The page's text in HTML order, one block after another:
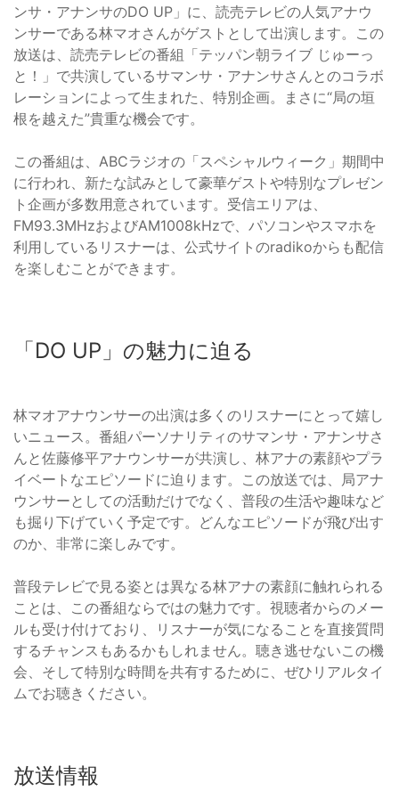
ンサ・アナンサのDO UP」に、読売テレビの人気アナウ
ンサーである林マオさんがゲストとして出演します。この
放送は、読売テレビの番組「テッパン朝ライブ じゅーっ
と！」で共演しているサマンサ・アナンサさんとのコラボ
レーションによって生まれた、特別企画。まさに“局の垣
根を越えた”貴重な機会です。
この番組は、ABCラジオの「スペシャルウィーク」期間中
に行われ、新たな試みとして豪華ゲストや特別なプレゼン
ト企画が多数用意されています。受信エリアは、
FM93.3MHzおよびAM1008kHzで、パソコンやスマホを
利用しているリスナーは、公式サイトのradikoからも配信
を楽しむことができます。
「DO UP」の魅力に迫る
林マオアナウンサーの出演は多くのリスナーにとって嬉し
いニュース。番組パーソナリティのサマンサ・アナンサさ
んと佐藤修平アナウンサーが共演し、林アナの素顔やプラ
イベートなエピソードに迫ります。この放送では、局アナ
ウンサーとしての活動だけでなく、普段の生活や趣味など
も掘り下げていく予定です。どんなエピソードが飛び出す
のか、非常に楽しみです。
普段テレビで見る姿とは異なる林アナの素顔に触れられる
ことは、この番組ならではの魅力です。視聴者からのメー
ルも受け付けており、リスナーが気になることを直接質問
するチャンスもあるかもしれません。聴き逃せないこの機
会、そして特別な時間を共有するために、ぜひリアルタイ
ムでお聴きください。
放送情報